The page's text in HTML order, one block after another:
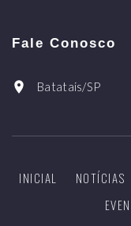
Fale Conosco
Batatais/SP
INICIAL NOTÍCIAS